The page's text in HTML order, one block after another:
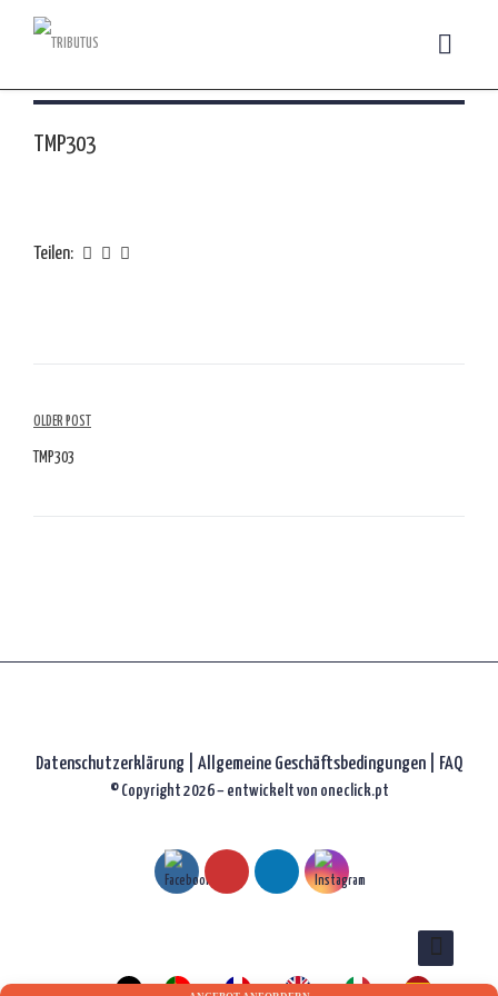
TMP303
Teilen:
Artikelübersicht
OLDER POST
TMP303
Datenschutzerklärung Allgemeine Geschäftsbedingungen | FAQ
© Copyright 2026 – entwickelt von oneclick.pt